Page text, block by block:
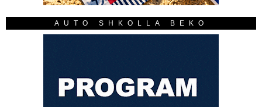
AUTO SHKOLLA BEKO